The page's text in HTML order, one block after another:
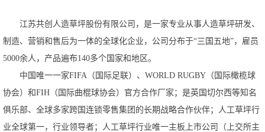
江苏共创人造草坪股份有限公司，是一家专业从事人造草坪研发、
制造、营销和售后为一体的全球化企业，公司分布于“三国五地”，雇员
5000余人，产品遍布140多个国家和地区。
中国唯一一家FIFA（国际足联）、WORLDRUGBY（国际橄榄球
协会）和FIH（国际曲棍球协会）官方合作厂家；是英国切尔西等知名
俱乐部、全球多家跨国连锁零售集团的长期战略合作伙伴；人工草坪行
业全球第一，行业领导者；人工草坪行业唯一主板上市公司（上交所主